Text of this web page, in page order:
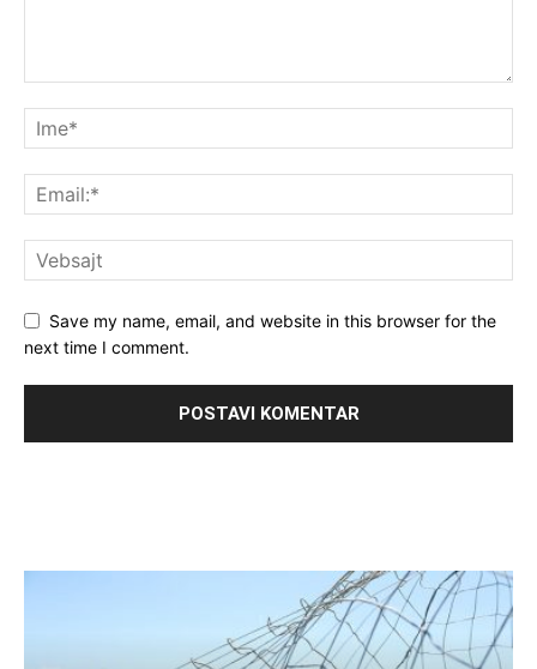
Save my name, email, and website in this browser for the
next time I comment.